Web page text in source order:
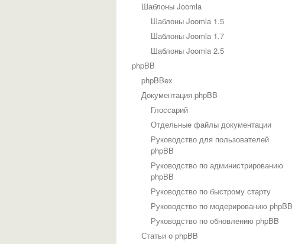
Шаблоны Joomla
Шаблоны Joomla 1.5
Шаблоны Joomla 1.7
Шаблоны Joomla 2.5
phpBB
phpBBex
Документация phpBB
Глоссарий
Отдельные файлы документации
Руководство для пользователей
phpBB
Руководство по администрированию
phpBB
Руководство по быстрому старту
Руководство по модерированию phpBB
Руководство по обновлению phpBB
Статьи о phpBB